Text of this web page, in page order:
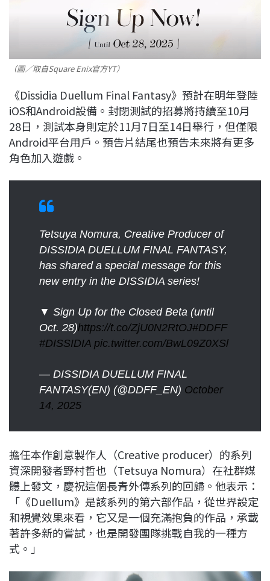
（圖／取自Square Enix官方YT）
《Dissidia Duellum Final Fantasy》預計在明年登陸
iOS和Android設備。封閉測試的招募將持續至10月
28日，測試本身則定於11月7日至14日舉行，但僅限
Android平台用戶。預告片結尾也預告未來將有更多
角色加入遊戲。
Tetsuya Nomura, Creative Producer of
DISSIDIA DUELLUM FINAL FANTASY,
has shared a special message for this
new entry in the DISSIDIA series!
▼ Sign Up for the Closed Beta (until
Oct. 28)https://t.co/ZjU0N2RtOJ#DDFF
#DISSIDIA pic.twitter.com/BwL09Z0XSl
— DISSIDIA DUELLUM FINAL
FANTASY(EN) (@DDFF_EN) October
14, 2025
擔任本作創意製作人（Creative producer）的系列
資深開發者野村哲也（Tetsuya Nomura）在社群媒
體上發文，慶祝這個長青外傳系列的回歸。他表示：
「《Duellum》是該系列的第六部作品，從世界設定
和視覺效果來看，它又是一個充滿抱負的作品，承載
著許多新的嘗試，也是開發團隊挑戰自我的一種方
式。」